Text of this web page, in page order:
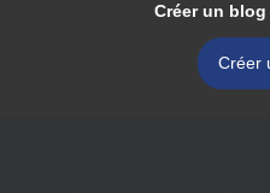
Créer un
Créer